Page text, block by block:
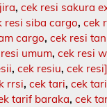
, cek resi sakura
resi siba cargo, cek
cargo, cek resi
umum, cek resi
, cek resiu, cek resi]
rrsi, cek tari, cek
tarif baraka, cek